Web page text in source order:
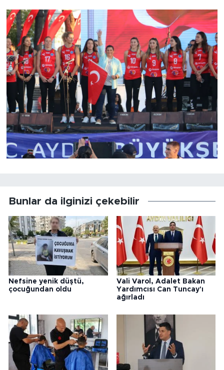
Bunlar da ilginizi çekebilir
Nefsine yenik düştü,
çocuğundan oldu
Vali Varol, Adalet Bakan
Yardımcısı Can Tuncay'ı
ağırladı